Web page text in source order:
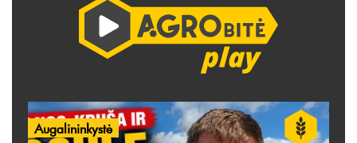
Augalininkystė